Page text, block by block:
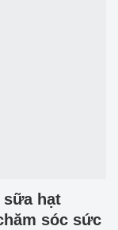
sữa hạt
sóc sức